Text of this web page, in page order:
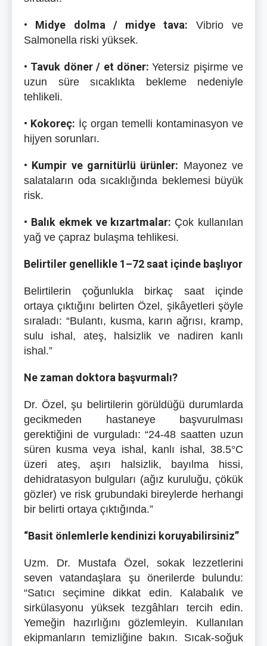
• Midye dolma / midye tava: Vibrio ve
Salmonella riski yüksek.
• Tavuk döner / et döner:Yetersiz pişirme ve
uzun süre sıcaklıkta bekleme nedeniyle
tehlikeli.
• Kokoreç: İç organ temelli kontaminasyon ve
hijyen sorunları.
• Kumpir ve garnitürlü ürünler: Mayonez ve
salataların oda sıcaklığında beklemesi büyük
risk.
• Balık ekmek ve kızartmalar: Çok kullanılan
yağ ve çapraz bulaşma tehlikesi.
Belirtiler genellikle 1–72 saat içinde başlıyor
Belirtilerin çoğunlukla birkaç saat içinde
ortaya çıktığını belirten Özel, şikâyetleri şöyle
sıraladı: “Bulantı, kusma, karın ağrısı, kramp,
sulu ishal, ateş, halsizlik ve nadiren kanlı
ishal.”
Ne zaman doktora başvurmalı?
Dr. Özel, şu belirtilerin görüldüğü durumlarda
gecikmeden hastaneye başvurulması
gerektiğini de vurguladı: “24-48 saatten uzun
süren kusma veya ishal, kanlı ishal, 38.5°C
üzeri ateş, aşırı halsizlik, bayılma hissi,
dehidratasyon bulguları (ağız kuruluğu, çökük
gözler) ve risk grubundaki bireylerde herhangi
bir belirti ortaya çıktığında.”
“Basit önlemlerle kendinizi koruyabilirsiniz”
Uzm. Dr. Mustafa Özel, sokak lezzetlerini
seven vatandaşlara şu önerilerde bulundu:
“Satıcı seçimine dikkat edin. Kalabalık ve
sirkülasyonu yüksek tezgâhları tercih edin.
Yemeğin hazırlığını gözlemleyin. Kullanılan
ekipmanların temizliğine bakın. Sıcak-soğuk